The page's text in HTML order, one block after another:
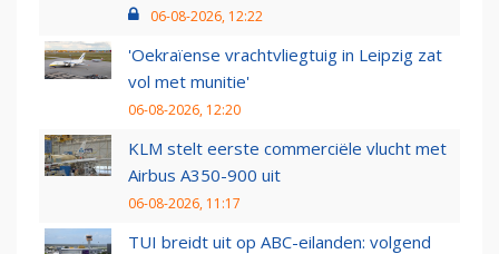
06-08-2026, 12:22
'Oekraïense vrachtvliegtuig in Leipzig zat
vol met munitie'
06-08-2026, 12:20
KLM stelt eerste commerciële vlucht met
Airbus A350-900 uit
06-08-2026, 11:17
TUI breidt uit op ABC-eilanden: volgend